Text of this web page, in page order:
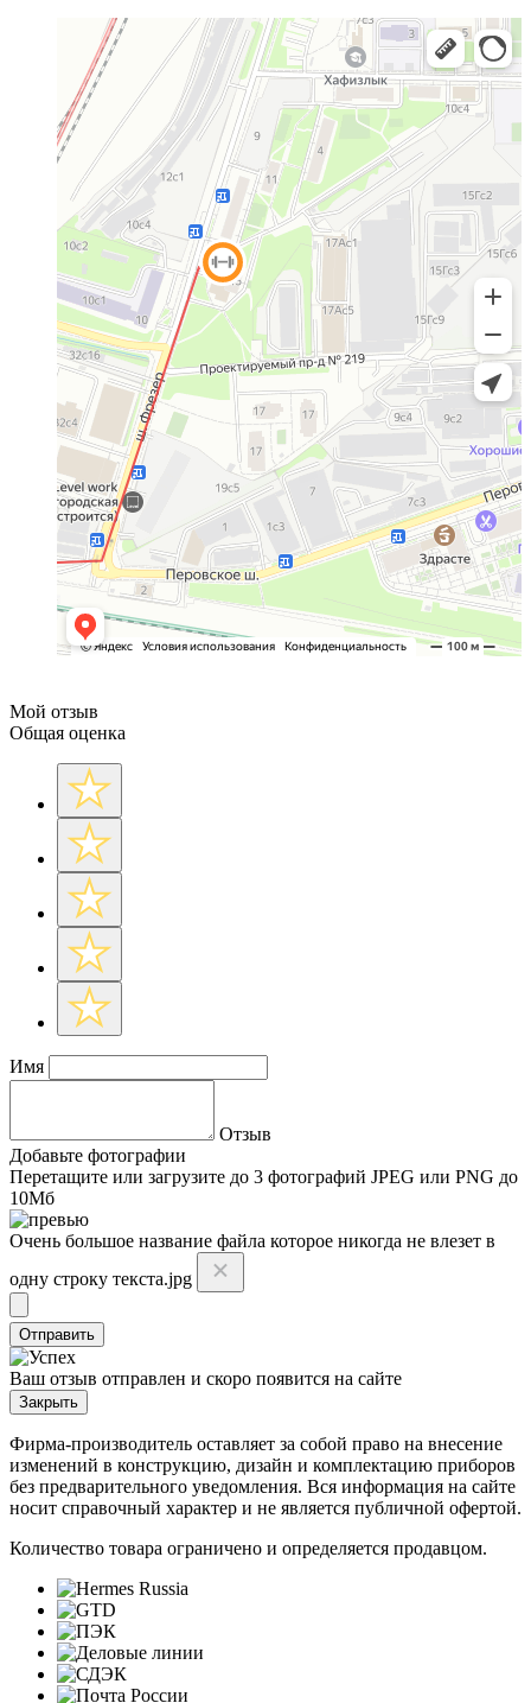
Мой отзыв
Общая оценка
Имя
Отзыв
Добавьте фотографии
Перетащите или загрузите до 3 фотографий JPEG или PNG до
10Мб
Очень большое название файла которое никогда не влезет в
одну строку текста.jpg
Отправить
Ваш отзыв отправлен и скоро появится на сайте
Закрыть
Фирма-производитель оставляет за собой право на внесение
изменений в конструкцию, дизайн и комплектацию приборов
без предварительного уведомления. Вся информация на сайте
носит справочный характер и не является публичной офертой.
Количество товара ограничено и определяется продавцом.